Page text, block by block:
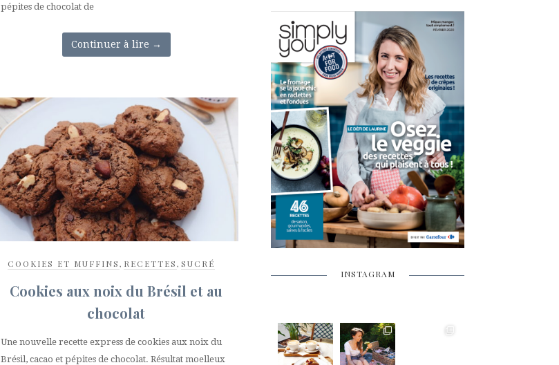
pépites de chocolat de
Continuer à lire →
COOKIES ET MUFFINS , RECETTES , SUCRÉ
Cookies aux noix du Brésil et au
chocolat
Une nouvelle recette express de cookies aux noix du
Brésil, cacao et pépites de chocolat. Résultat moelleux
INSTAGRAM